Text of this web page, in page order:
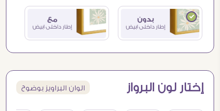
إختار لون البرواز الوان البراويز بوضوح